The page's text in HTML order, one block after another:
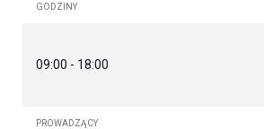
GODZINY
09:00 - 18:00
PROWADZĄCY